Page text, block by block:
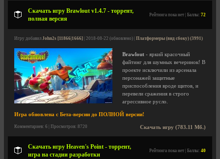
Скачать игру Brawlout v1.4.7 - торрент,
полная версия
Рейтинга пока нет | Баллы: 72
Игру добавил John2s [11866|1666] | 2018-08-22 (обновлено) | Платформеры (вид сбоку) (3991)
Brawlout - яркий красочный
файтинг для шумных вечеринок! В
проекте исключили из арсенала
персонажей защитные
приспособления вроде щитов, и
перевели сражения в строго
агрессивное русло.
Игра обновлена с Бета-версии до ПОЛНОЙ версии!
Скачать игру (783.11 Мб.)
Комментариев: 6 | Просмотров: 8720
Скачать игру Heaven's Point - торрент,
игра на стадии разработки
Рейтинга пока нет | Баллы: 40